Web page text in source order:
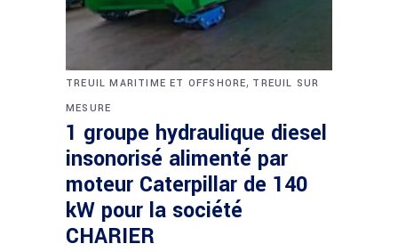
TREUIL MARITIME ET OFFSHORE, TREUIL SUR
MESURE
1 groupe hydraulique diesel
insonorisé alimenté par
moteur Caterpillar de 140
kW pour la société
CHARIER